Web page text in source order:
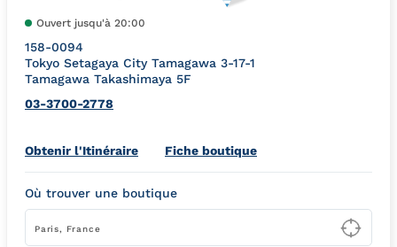
Ouvert jusqu'à 20:00
158-0094
Tokyo Setagaya City Tamagawa 3-17-1
Tamagawa Takashimaya 5F
03-3700-2778
Obtenir l'ItinéraireLink Opens in New Tab
Fiche boutique
Où trouver une boutique